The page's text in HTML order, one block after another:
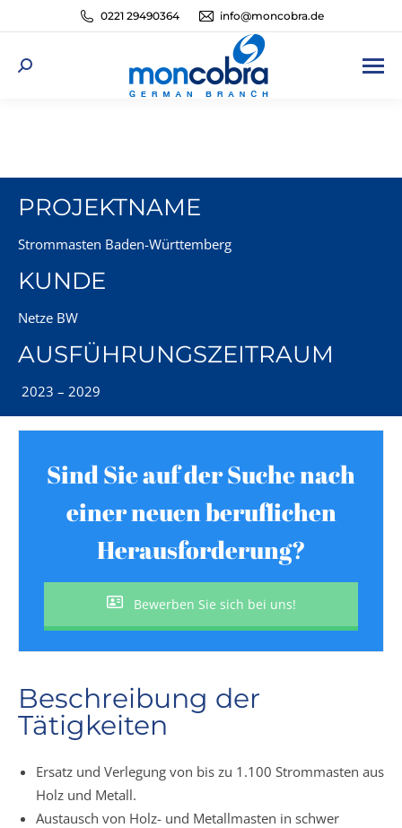
0221 29490364 info@moncobra.de
Search:
PROJEKTNAME
Strommasten Baden-Württemberg
KUNDE
Netze BW
AUSFÜHRUNGSZEITRAUM
2023 – 2029
Sind Sie auf der Suche nach
einer neuen beruflichen
Herausforderung?
Bewerben Sie sich bei uns!
Beschreibung der
Tätigkeiten
Ersatz und Verlegung von bis zu 1.100 Strommasten aus
Holz und Metall.
Austausch von Holz- und Metallmasten in schwer